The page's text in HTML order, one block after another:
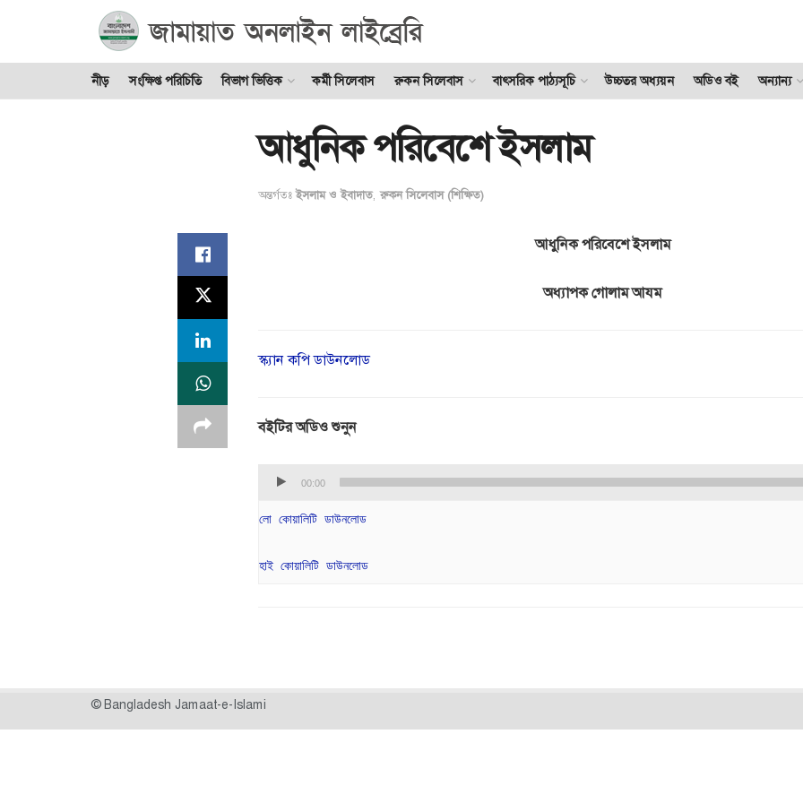
নীড় সংক্ষিপ্ত পরিচিতি বিভাগ ভিত্তিক কর্মী সিলেবাস রুকন সিলেবাস বাৎসরিক পাঠ্যসূচি উচ্চতর অধ্যয়ন অডিও বই অন্যান্য
আধুনিক পরিবেশে ইসলাম
অন্তর্গতঃ ইসলাম ও ইবাদাত,রুকন সিলেবাস (শিক্ষিত)
আধুনিক পরিবেশে ইসলাম
অধ্যাপক গোলাম আযম
স্ক্যান কপি ডাউনলোড
বইটির অডিও শুনুন
Audio Player
00:00
লো কোয়ালিটি ডাউনলোড
হাই কোয়ালিটি ডাউনলোড
© Bangladesh Jamaat-e-Islami